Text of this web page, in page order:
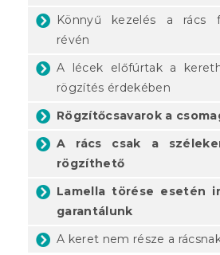
Könnyű kezelés a rács
révén
A lécek előfúrtak a
rögzítés érdekében
Rögzítőcsavarok a
A rács csak a
rögzíthető
Lamella törése esetén
garantálunk
A keret nem része a